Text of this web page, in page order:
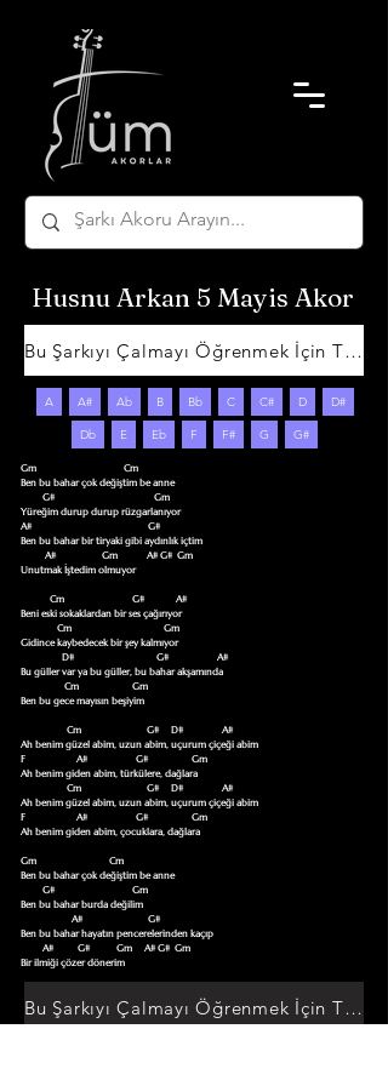
Husnu Arkan 5 Mayis Akor
Bu Şarkıyı Çalmayı Öğrenmek İçin Tıklayın
A A# Ab B Bb C C# D D#
Db E Eb F F# G G#
Gm                                    Cm
Ben bu bahar çok değiştim be anne
Yüreğim durup durup rüzgarlanıyor
A#                                                G#
Ben bu bahar bir tiryaki gibi aydınlık içtim
Unutmak İştedim olmuyor
Beni eski sokaklardan bir ses çağırıyor
Gidince kaybedecek bir şey kalmıyor
Bu güller var ya bu güller, bu bahar akşamında
Ben bu gece mayısın beşiyim
Ah benim güzel abim, uzun abim, uçurum çiçeği abim
F                     A#                    G#                  Gm
Ah benim giden abim, türkülere, dağlara
Ah benim güzel abim, uzun abim, uçurum çiçeği abim
F                     A#                    G#                  Gm
Ah benim giden abim, çocuklara, dağlara
Gm                              Cm
Ben bu bahar çok değiştim be anne
Ben bu bahar burda değilim
Ben bu bahar hayatın pencerelerinden kaçıp
Bir ilmiği çözer dönerim
Bu Şarkıyı Çalmayı Öğrenmek İçin Tıklayın